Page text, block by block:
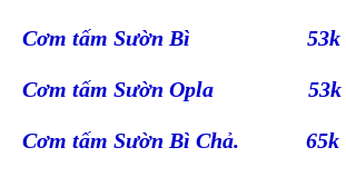
Cơm tấm Sườn Bì 53k
Cơm tấm Sườn Opla 53k
Cơm tấm Sườn Bì Chả. 65k